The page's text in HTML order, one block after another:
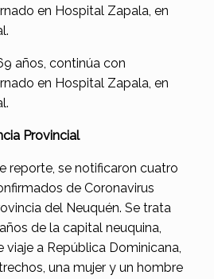
en Hospital Zapala, en
años, continúa con
en Hospital Zapala, en
Provincial
reporte, se notificaron cuatro
de Coronavirus
del Neuquén. Se trata
de la capital neuquina,
a República Dominicana,
una mujer y un hombre